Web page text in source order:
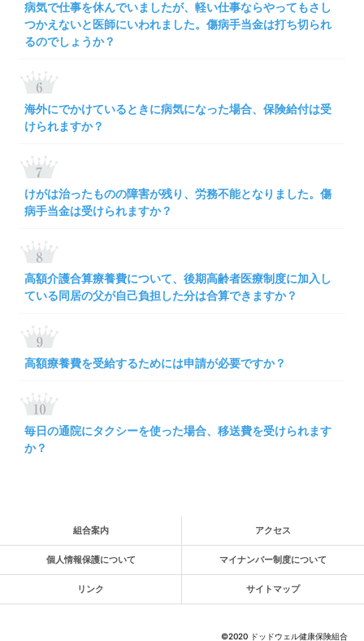
病気で仕事を休んでいましたが、軽い仕事ならやってもさし
つかえないと医師にいわれました。傷病手当金は打ち切られ
るのでしょうか？
海外にでかけているときに病気になった場合、保険給付は受
けられますか？
けがは治ったものの障害が残り、労務不能となりました。傷
病手当金は受けられますか？
高額介護合算療養費について、後期高齢者医療制度に加入し
ている同居の父が自己負担した分は合算できますか？
高額療養費を受給するためには申請が必要ですか？
毎日の通院にタクシーを使った場合、移送費を受けられます
か？
組合案内 アクセス
個人情報保護について マイナンバー制度について
リンク サイトマップ
©2020 ドッドウェル健康保険組合